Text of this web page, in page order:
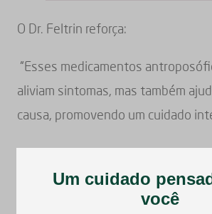
O Dr. Feltrin reforça:
“Esses medicamentos
aliviam sintomas, mas também
causa, promovendo um cuidado
Mental